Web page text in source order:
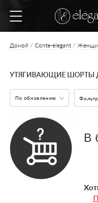
Домой Conte-elegant
УТЯГИВАЮЩИЕ ШОРТЫ
По обновлению
В